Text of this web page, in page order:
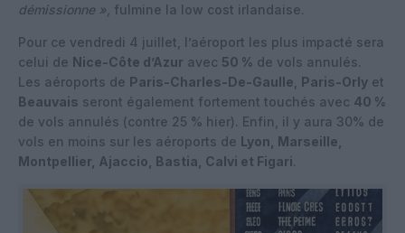
démissionne », fulmine la low cost irlandaise.
Pour ce vendredi 4 juillet, l’aéroport les plus impacté sera
celui de Nice-Côte d’Azur avec 50 % de vols annulés.
Les aéroports de Paris-Charles-De-Gaulle Paris-Orly et
Beauvais seront également fortement touchés avec 40 %
de vols annulés (contre 25 % hier). Enfin, il y aura 30% de
vols en moins sur les aéroports de Lyon, Marseille,
Montpellier, Ajaccio, Bastia, Calvi et Figari.